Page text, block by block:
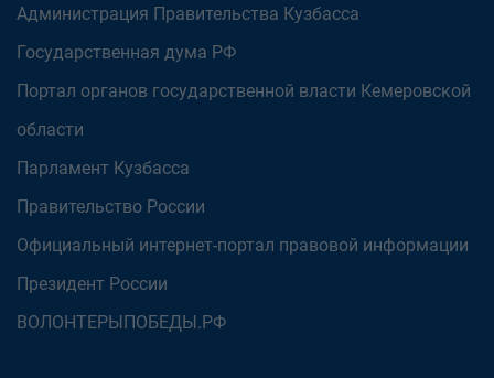
Администрация Правительства Кузбасса
Государственная дума РФ
Портал органов государственной власти Кемеровской
области
Парламент Кузбасса
Правительство России
Официальный интернет-портал правовой информации
Президент России
ВОЛОНТЕРЫПОБЕДЫ.РФ